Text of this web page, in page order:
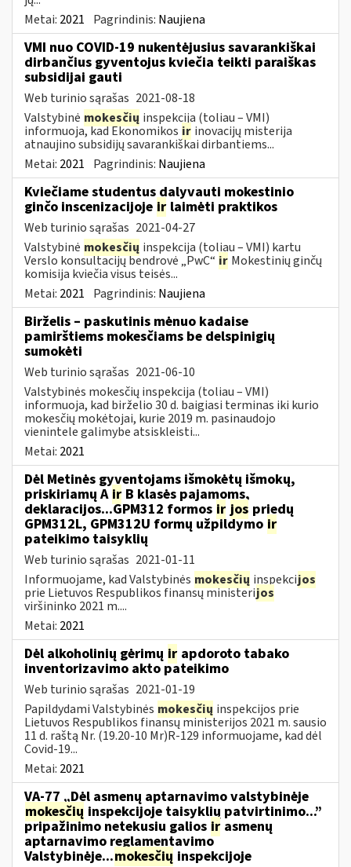
Metai: 2021 Pagrindinis: Naujiena
VMI nuo COVID-19 nukentėjusius savarankiškai
dirbančius gyventojus kviečia teikti paraiškas
subsidijai gauti
Web turinio sąrašas 2021-08-18
Valstybinė mokesčių inspekcija (toliau – VMI)
informuoja, kad Ekonomikos ir inovacijų misterija
atnaujino subsidijų savarankiškai dirbantiems...
Metai: 2021 Pagrindinis: Naujiena
Kviečiame studentus dalyvauti mokestinio
ginčo inscenizacijoje ir laimėti praktikos
Web turinio sąrašas 2021-04-27
Valstybinė mokesčių inspekcija (toliau – VMI) kartu
Verslo konsultacijų bendrovė „PwC“ ir Mokestinių ginčų
komisija kviečia visus teisės...
Metai: 2021 Pagrindinis: Naujiena
Birželis – paskutinis mėnuo kadaise
pamirštiems mokesčiams be delspinigių
sumokėti
Web turinio sąrašas 2021-06-10
Valstybinės mokesčių inspekcija (toliau – VMI)
informuoja, kad birželio 30 d. baigiasi terminas iki kurio
mokesčių mokėtojai, kurie 2019 m. pasinaudojo
vienintele galimybe atsiskleisti...
Metai: 2021
Dėl Metinės gyventojams išmokėtų išmokų,
priskiriamų A ir B klasės pajamoms,
deklaracijos...GPM312 formos ir jos priedų
GPM312L, GPM312U formų užpildymo ir
pateikimo taisyklių
Web turinio sąrašas 2021-01-11
Informuojame, kad Valstybinės mokesčių inspekcijos
prie Lietuvos Respublikos finansų ministerijos
viršininko 2021 m....
Metai: 2021
Dėl alkoholinių gėrimų ir apdoroto tabako
inventorizavimo akto pateikimo
Web turinio sąrašas 2021-01-19
Papildydami Valstybinės mokesčių inspekcijos prie
Lietuvos Respublikos finansų ministerijos 2021 m. sausio
11 d. raštą Nr. (19.20-10 Mr)R-129 informuojame, kad dėl
Covid-19...
Metai: 2021
VA-77 „Dėl asmenų aptarnavimo valstybinėje
mokesčių inspekcijoje taisyklių patvirtinimo...”
pripažinimo netekusiu galios ir asmenų
aptarnavimo reglamentavimo
Valstybinėje...mokesčių inspekcijoje